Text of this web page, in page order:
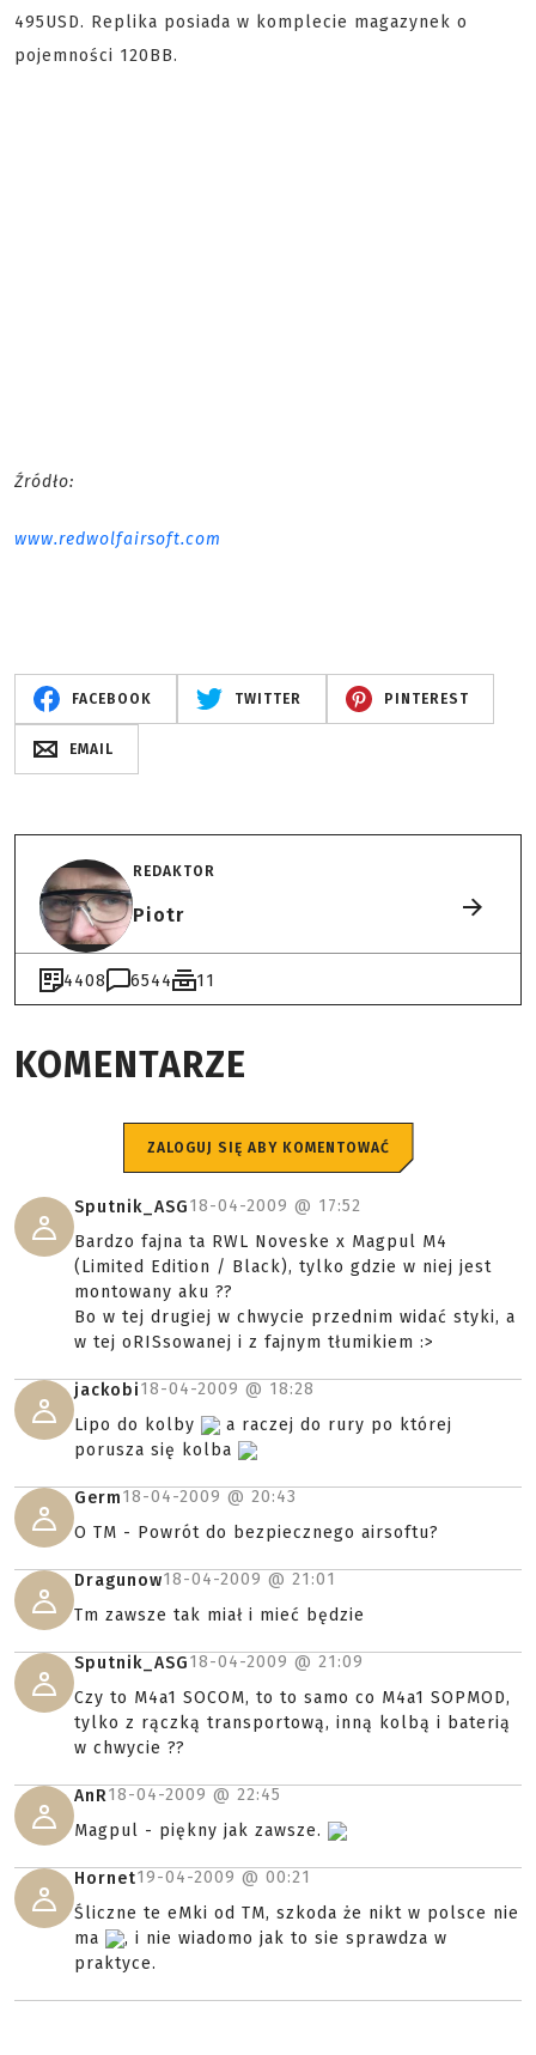
495USD. Replika posiada w komplecie magazynek o
pojemności 120BB.
Źródło:
www.redwolfairsoft.com
FACEBOOK TWITTER PINTEREST
EMAIL
REDAKTOR
Piotr
4408 6544 11
KOMENTARZE
ZALOGUJ SIĘ ABY KOMENTOWAĆ
Sputnik_ASG18-04-2009 @ 17:52
Bardzo fajna ta RWL Noveske x Magpul M4
(Limited Edition / Black), tylko gdzie w niej jest
montowany aku ??
Bo w tej drugiej w chwycie przednim widać styki, a
w tej oRISsowanej i z fajnym tłumikiem :>
jackobi18-04-2009 @ 18:28
Lipo do kolby
a raczej do rury po której
porusza się kolba
Germ18-04-2009 @ 20:43
O TM - Powrót do bezpiecznego airsoftu?
Dragunow18-04-2009 @ 21:01
Tm zawsze tak miał i mieć będzie
Sputnik_ASG18-04-2009 @ 21:09
Czy to M4a1 SOCOM, to to samo co M4a1 SOPMOD,
tylko z rączką transportową, inną kolbą i baterią
w chwycie ??
AnR18-04-2009 @ 22:45
Magpul - piękny jak zawsze.
Hornet19-04-2009 @ 00:21
Śliczne te eMki od TM, szkoda że nikt w polsce nie
ma
, i nie wiadomo jak to sie sprawdza w
praktyce.